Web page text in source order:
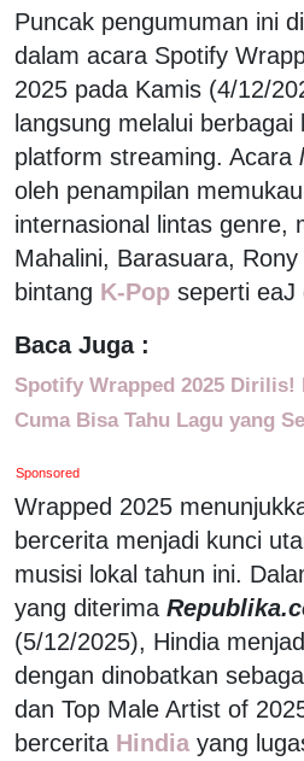
Puncak pengumuman ini
dalam acara Spotify
2025 pada Kamis (4/12/
langsung melalui berbagai
platform streaming. Acara
oleh penampilan
internasional lintas genre,
Mahalini, Barasuara,
bintang K-Pop seperti eaJ
Baca Juga :
Spotify Wrapped 2025 Dirilis!
Cuma Bisa Tahu Lagu yang
Sponsored
Wrapped 2025
bercerita menjadi kunci
musisi lokal tahun ini.
yang diterima
(5/12/2025), Hindia
dengan dinobatkan
dan Top Male Artist of
bercerita Hindia yang